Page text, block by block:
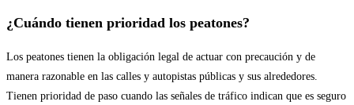
¿Cuándo tienen prioridad los peatones?
Los peatones tienen la obligación legal de actuar con precaución y de
manera razonable en las calles y autopistas públicas y sus alrededores.
Tienen prioridad de paso cuando las señales de tráfico indican que es seguro